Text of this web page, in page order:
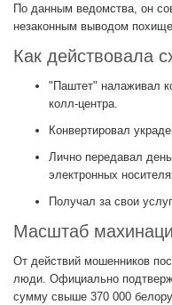
По данным ведомства, он
незаконным выводом
Как действовала
"Паштет" налаживал
колл-центра.
Конвертировал
Лично передавал
электронных
Получал за свои
Масштаб
От действий мошенников
люди. Официально
сумму свыше 370 000